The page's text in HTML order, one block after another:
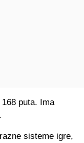
puta. Ima
sisteme igre,